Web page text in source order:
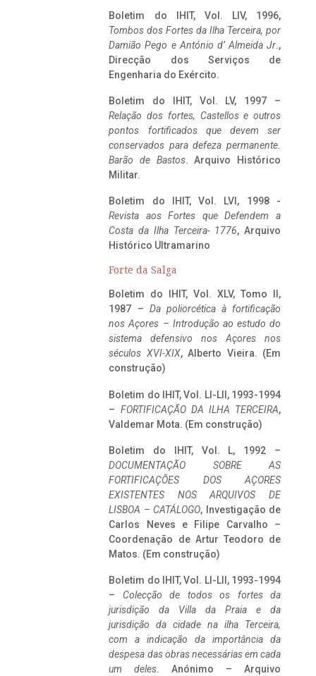
Boletim do IHIT, Vol. LIV, 1996,
Tombos dos Fortes da Ilha Terceira, por
Damião Pego e António d’ Almeida Jr.,
Direcção dos Serviços de
Engenharia do Exército.
Boletim do IHIT, Vol. LV, 1997 –
Relação dos fortes, Castellos e outros
pontos fortificados que devem ser
conservados para defeza permanente.
Barão de Bastos. Arquivo Histórico
Militar.
Boletim do IHIT, Vol. LVI, 1998 -
Revista aos Fortes que Defendem a
Costa da Ilha Terceira- 1776, Arquivo
Histórico Ultramarino
Forte da Salga
Boletim do IHIT, Vol. XLV, Tomo II,
1987 – Da poliorcética à fortificação
nos Açores – Introdução ao estudo do
sistema defensivo nos Açores nos
séculos XVI-XIX, Alberto Vieira. (Em
construção)
Boletim do IHIT, Vol. LI-LII, 1993-1994
– FORTIFICAÇÃO DA ILHA TERCEIRA,
Valdemar Mota. (Em construção)
Boletim do IHIT, Vol. L, 1992 –
DOCUMENTAÇÃO SOBRE AS
FORTIFICAÇÕES DOS AÇORES
EXISTENTES NOS ARQUIVOS DE
LISBOA – CATÁLOGO, Investigação de
Carlos Neves e Filipe Carvalho –
Coordenação de Artur Teodoro de
Matos. (Em construção)
Boletim do IHIT, Vol. LI-LII, 1993-1994
– Colecção de todos os fortes da
jurisdição da Villa da Praia e da
jurisdição da cidade na ilha Terceira,
com a indicação da importância da
despesa das obras necessárias em cada
um deles. Anónimo – Arquivo